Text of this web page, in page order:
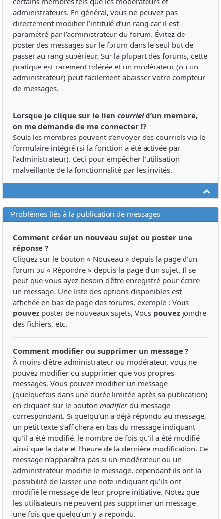
administrateurs. En général, vous ne pouvez pas
directement modifier l’intitulé d’un rang car il est
paramétré par l’administrateur du forum. Évitez de
poster des messages sur le forum dans le seul but de
passer au rang supérieur. Sur la plupart des forums, cette
pratique est rarement tolérée et un modérateur (ou un
administrateur) peut facilement abaisser votre compteur
de messages.
Lorsque je clique sur le lien courrield’un membre,
on me demande de me connecter !?
Seuls les membres peuvent s’envoyer des courriels via le
formulaire intégré (si la fonction a été activée par
l’administrateur). Ceci pour empêcher l’utilisation
malveillante de la fonctionnalité par les invités.
Problèmes liés à la publication de messages
Comment créer un nouveau sujet ou poster une
réponse ?
Cliquez sur le bouton « Nouveau » depuis la page d’un
forum ou « Répondre » depuis la page d’un sujet. Il se
peut que vous ayez besoin d’être enregistré pour écrire
un message. Une liste des options disponibles est
affichée en bas de page des forums, exemple : Vous
pouvez poster de nouveaux sujets, Vous pouvez joindre
des fichiers, etc.
Comment modifier ou supprimer un message ?
À moins d’être administrateur ou modérateur, vous ne
pouvez modifier ou supprimer que vos propres
messages. Vous pouvez modifier un message
(quelquefois dans une durée limitée après sa publication)
en cliquant sur le bouton modifierdu message
correspondant. Si quelqu’un a déjà répondu au message,
un petit texte s’affichera en bas du message indiquant
qu’il a été modifié, le nombre de fois qu’il a été modifié
ainsi que la date et l’heure de la dernière modification. Ce
message n’apparaîtra pas si un modérateur ou un
administrateur modifie le message, cependant ils ont la
possibilité de laisser une note indiquant qu’ils ont
modifié le message de leur propre initiative. Notez que
les utilisateurs ne peuvent pas supprimer un message
une fois que quelqu’un y a répondu.